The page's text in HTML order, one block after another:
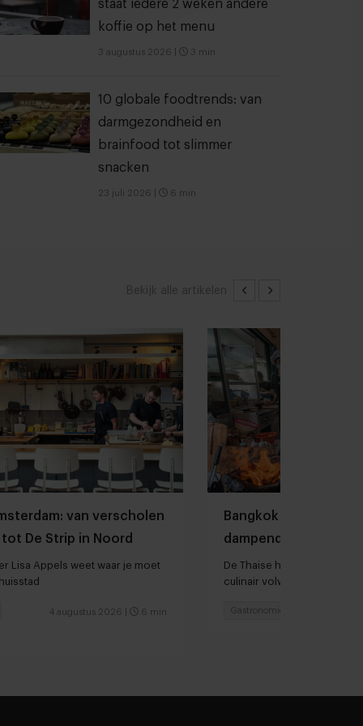
staat iedere 2 weken andere
koffie op het menu
3 augustus 2026 3 min
10 globale foodtrends: van
darmgezondheid en
brainfood tot slimmer
snacken
23 juli 2026 6 min
Bekijk alle artikelen
van verscholen
De Strip in Noord
Lisa Appels weet waar je moet
4 augustus 2026 6 min
Bangkok is
dampende
De Thaise hoofdstad is in
culinair volwassen
Gastronomie